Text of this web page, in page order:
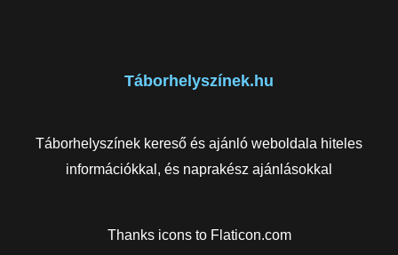
Táborhelyszínek.hu
Táborhelyszínek kereső és ajánló weboldala hiteles
információkkal, és naprakész ajánlásokkal
Thanks icons to Flaticon.com